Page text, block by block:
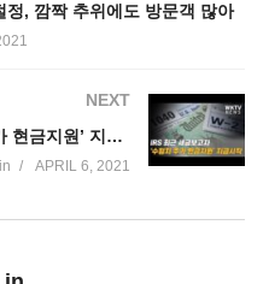
정, 깜짝 추위에도 방문객 많아
NEXT
IRS 최근 세금보고자 ‘수정치 추가 현금지원’ 지급시작
APRIL 6, 2021